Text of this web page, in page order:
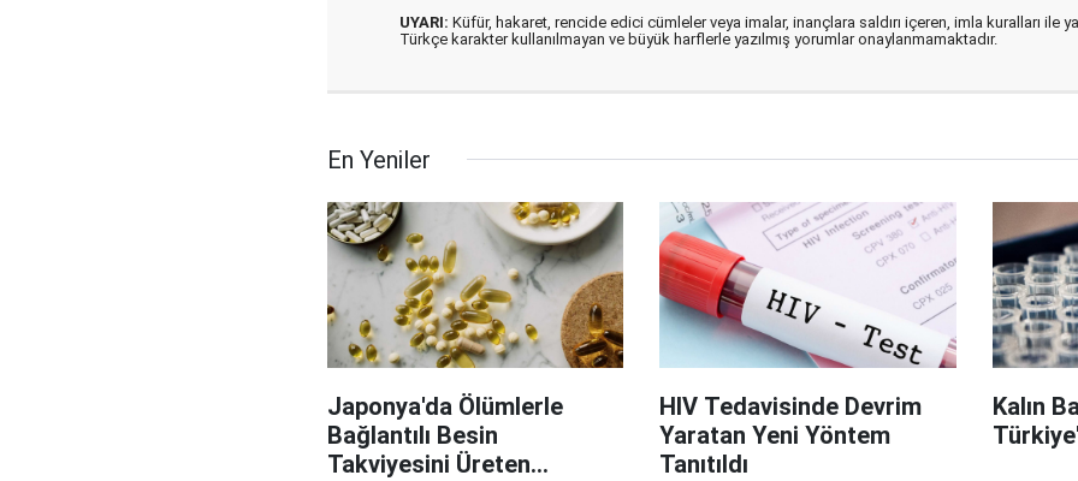
UYARI: Küfür, hakaret, rencide edici cümleler veya imalar, inançlara saldırı içeren, imla kuralları ile
Türkçe karakter kullanılmayan ve büyük harflerle yazılmış yorumlar onaylanmamaktadır.
En Yeniler
Japonya'da Ölümlerle
Bağlantılı Besin
Takviyesini Üreten
HIV Tedavisinde Devrim
Yaratan Yeni Yöntem
Tanıtıldı
Kalın